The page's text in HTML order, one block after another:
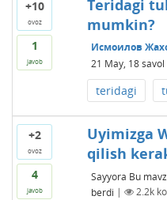
+10
ovoz
1
javob
Teridagi
mumkin?
Исмоилов
21 May, 18
teridagi
+2
ovoz
4
javob
Uyimizga
qilish
Sayyora Bu
berdi | 2.2k